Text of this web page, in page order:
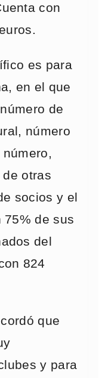
con
es para
en el que
de
número
otras
socios y el
75% de sus
del
824
que
y para